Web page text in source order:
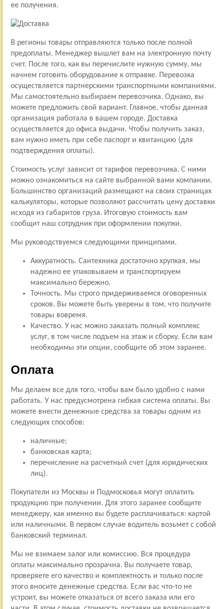
ее получения.
В регионы товары отправляются только после полной
предоплаты. Менеджер вышлет вам на электронную почту
счет. После того, как вы перечислите нужную сумму, мы
начнем готовить оборудование к отправке. Перевозка
осуществляется партнерскими транспортными компаниями.
Мы самостоятельно выбираем перевозчика. Однако, вы
можете предложить свой вариант. Главное, чтобы данная
организация работала в вашем городе. Доставка
осуществляется до офиса выдачи. Чтобы получить заказ,
вам нужно иметь при себе паспорт и квитанцию (для
подтверждения оплаты).
Стоимость услуг зависит от тарифов перевозчика. С ними
можно ознакомиться на сайте выбранной вами компании.
Большинство организаций размещают на своих страницах
калькуляторы, которые позволяют рассчитать цену доставки
исходя из габаритов груза. Итоговую стоимость вам
сообщит наш сотрудник при оформлении покупки.
Мы руководствуемся следующими принципами.
Аккуратность. Сантехника достаточно хрупкая, мы
надежно ее упаковываем и транспортируем
максимально бережно.
Точность. Мы строго придерживаемся оговоренных
сроков. Вы можете быть уверены в том, что получите
товары вовремя.
Качество. У нас можно заказать полный комплекс
услуг, в том числе подъем на этаж и сборку. Если вам
необходимы эти опции, сообщите об этом заранее.
Оплата
Мы делаем все для того, чтобы вам было удобно с нами
работать. У нас предусмотрена гибкая система оплаты. Вы
можете внести денежные средства за товары одним из
следующих способов:
наличные;
банковская карта;
перечисление на расчетный счет (для юридических
лиц).
Покупатели из Москвы и Подмосковья могут оплатить
продукцию при получении. Для этого заранее сообщите
менеджеру, как именно вы будете расплачиваться: картой
или наличными. В первом случае водитель возьмет с собой
банковский терминал.
Мы не взимаем залог или комиссию. Вся процедура
оплаты максимально прозрачна. Вы получаете товар,
проверяете его качество и комплектность и только после
этого вносите денежные средства. Если вас что-то не
устроит, вы можете отказаться от всего заказа или его